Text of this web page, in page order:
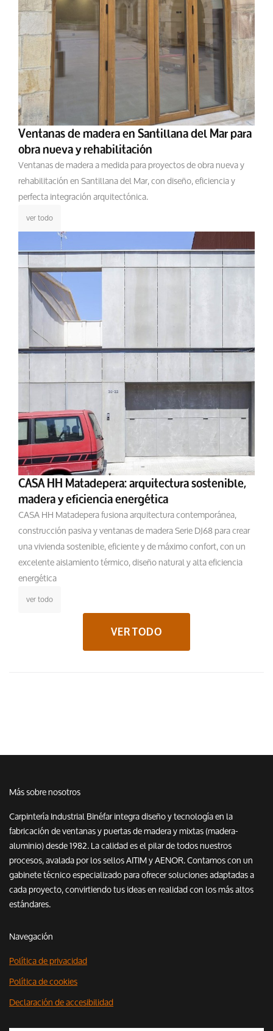
Ventanas de madera en Santillana del Mar para
obra nueva y rehabilitación
Ventanas de madera a medida para proyectos de obra nueva y
rehabilitación en Santillana del Mar, con diseño, eficiencia y
perfecta integración arquitectónica.
ver todo
CASA HH Matadepera: arquitectura sostenible,
madera y eficiencia energética
CASA HH Matadepera fusiona arquitectura contemporánea,
construcción pasiva y ventanas de madera Serie DJ68 para crear
una vivienda sostenible, eficiente y de máximo confort, con un
excelente aislamiento térmico, diseño natural y alta eficiencia
energética
ver todo
VER TODO
Más sobre nosotros
Carpintería Industrial Binéfar integra diseño y tecnología en la
fabricación de ventanas y puertas de madera y mixtas (madera-
aluminio) desde 1982. La calidad es el pilar de todos nuestros
procesos, avalada por los sellos AITIM y AENOR. Contamos con un
gabinete técnico especializado para ofrecer soluciones adaptadas a
cada proyecto, convirtiendo tus ideas en realidad con los más altos
estándares.
Navegación
Política de privacidad
Política de cookies
Declaración de accesibilidad